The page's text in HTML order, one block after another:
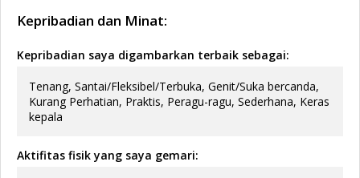
Kepribadian dan Minat:
Kepribadian saya digambarkan terbaik sebagai:
Tenang, Santai/Fleksibel/Terbuka, Genit/Suka bercanda,
Kurang Perhatian, Praktis, Peragu-ragu, Sederhana, Keras
kepala
Aktifitas fisik yang saya gemari: